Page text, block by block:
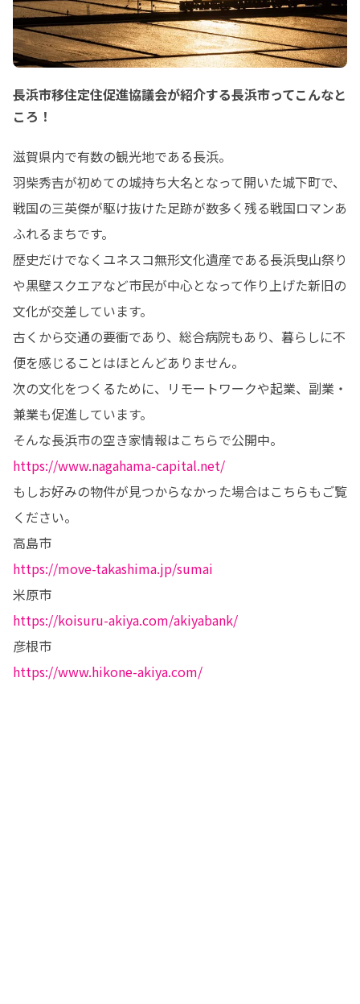
長浜市移住定住促進協議会が紹介する長浜市ってこんなと
ころ！
滋賀県内で有数の観光地である長浜。
羽柴秀吉が初めての城持ち大名となって開いた城下町で、
戦国の三英傑が駆け抜けた足跡が数多く残る戦国ロマンあ
ふれるまちです。
歴史だけでなくユネスコ無形文化遺産である長浜曳山祭り
や黒壁スクエアなど市民が中心となって作り上げた新旧の
文化が交差しています。
古くから交通の要衝であり、総合病院もあり、暮らしに不
便を感じることはほとんどありません。
次の文化をつくるために、リモートワークや起業、副業・
兼業も促進しています。
https://www.nagahama-capital.net/
もしお好みの物件が見つからなかった場合はこちらもご覧
ください。
https://move-takashima.jp/sumai
https://koisuru-akiya.com/akiyabank/
https://www.hikone-akiya.com/